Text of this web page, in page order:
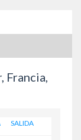
Francia,
SALIDA